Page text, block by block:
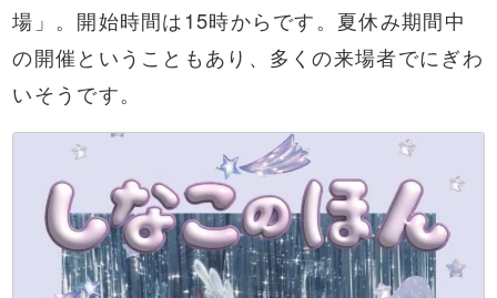
場」。開始時間は15時からです。夏休み期間中
の開催ということもあり、多くの来場者でにぎわ
いそうです。